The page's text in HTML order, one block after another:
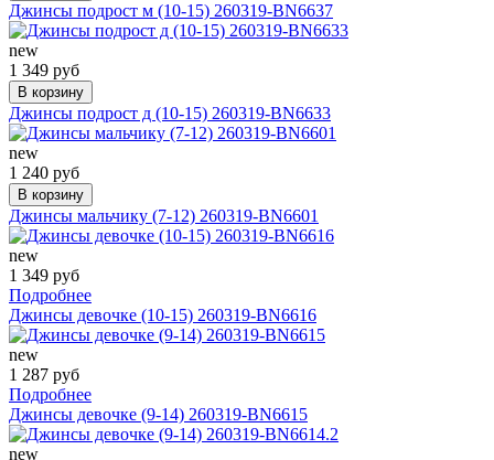
Джинсы подрост м (10-15) 260319-BN6637
new
1 349 руб
В корзину
Джинсы подрост д (10-15) 260319-BN6633
new
1 240 руб
В корзину
Джинсы мальчику (7-12) 260319-BN6601
new
1 349 руб
Подробнее
Джинсы девочке (10-15) 260319-BN6616
new
1 287 руб
Подробнее
Джинсы девочке (9-14) 260319-BN6615
new